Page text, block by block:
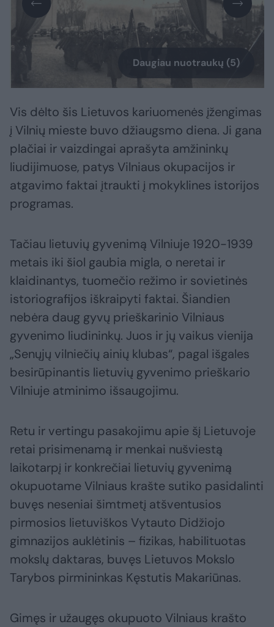
Daugiau nuotraukų (5)
Vis dėlto šis Lietuvos kariuomenės įžengimas
į Vilnių mieste buvo džiaugsmo diena. Ji gana
plačiai ir vaizdingai aprašyta amžininkų
liudijimuose, patys Vilniaus okupacijos ir
atgavimo faktai įtraukti į mokyklines istorijos
programas.
Tačiau lietuvių gyvenimą Vilniuje 1920-1939
metais iki šiol gaubia migla, o neretai ir
klaidinantys, tuomečio režimo ir sovietinės
istoriografijos iškraipyti faktai. Šiandien
nebėra daug gyvų prieškarinio Vilniaus
gyvenimo liudininkų. Juos ir jų vaikus vienija
„Senųjų vilniečių ainių klubas“, pagal išgales
besirūpinantis lietuvių gyvenimo prieškario
Vilniuje atminimo išsaugojimu.
Retu ir vertingu pasakojimu apie šį Lietuvoje
retai prisimenamą ir menkai nušviestą
laikotarpį ir konkrečiai lietuvių gyvenimą
okupuotame Vilniaus krašte sutiko pasidalinti
buvęs neseniai šimtmetį atšventusios
pirmosios lietuviškos Vytauto Didžiojo
gimnazijos auklėtinis – fizikas, habilituotas
mokslų daktaras, buvęs Lietuvos Mokslo
Tarybos pirmininkas Kęstutis Makariūnas.
Gimęs ir užaugęs okupuoto Vilniaus krašto